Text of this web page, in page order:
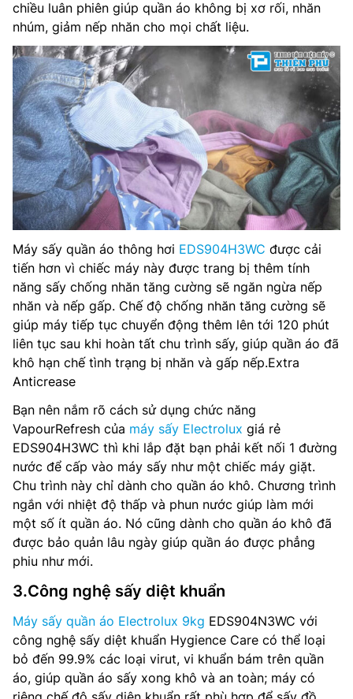
chiều luân phiên giúp quần áo không bị xơ rối, nhăn
nhúm, giảm nếp nhăn cho mọi chất liệu.
Máy sấy quần áo thông hơi EDS904H3WC được cải
tiến hơn vì chiếc máy này được trang bị thêm tính
năng sấy chống nhăn tăng cường sẽ ngăn ngừa nếp
nhăn và nếp gấp. Chế độ chống nhăn tăng cường sẽ
giúp máy tiếp tục chuyển động thêm lên tới 120 phút
liên tục sau khi hoàn tất chu trình sấy, giúp quần áo đã
khô hạn chế tình trạng bị nhăn và gấp nếp.Extra
Anticrease
Bạn nên nắm rõ cách sử dụng chức năng
VapourRefresh của máy sấy Electrolux giá rẻ
EDS904H3WC thì khi lắp đặt bạn phải kết nối 1 đường
nước để cấp vào máy sấy như một chiếc máy giặt.
Chu trình này chỉ dành cho quần áo khô. Chương trình
ngắn với nhiệt độ thấp và phun nước giúp làm mới
một số ít quần áo. Nó cũng dành cho quần áo khô đã
được bảo quản lâu ngày giúp quần áo được phẳng
phiu như mới.
3.Công nghệ sấy diệt khuẩn
Máy sấy quần áo Electrolux 9kg EDS904N3WC với
công nghệ sấy diệt khuẩn Hygience Care có thể loại
bỏ đến 99.9% các loại virut, vi khuẩn bám trên quần
áo, giúp quần áo sấy xong khô và an toàn; máy có